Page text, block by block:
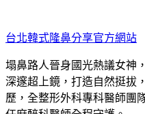
至
主
要
內
容
台北韓式隆鼻分享官方網站
塌鼻路人晉身國光熱議女神
深邃超上鏡，打造自然挺拔
歷，全整形外科專科醫師團